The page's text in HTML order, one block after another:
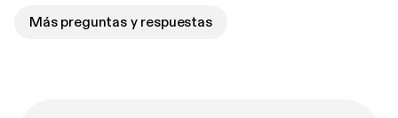
Más preguntas y respuestas